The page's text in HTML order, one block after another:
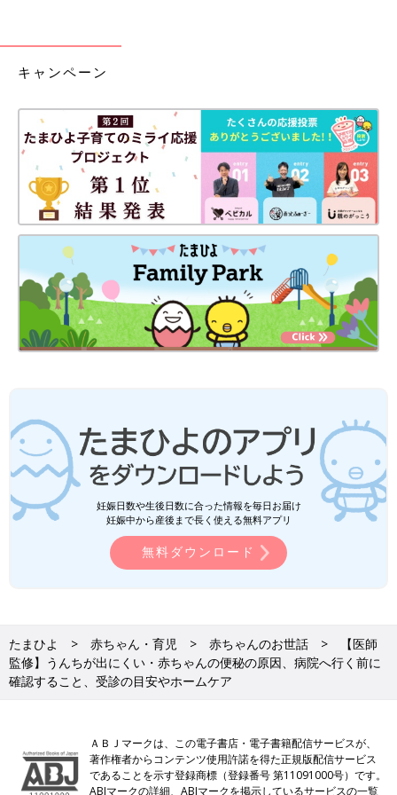
キャンペーン
妊娠日数や生後日数に合った情報を毎日お届け
妊娠中から産後まで長く使える無料アプリ
無料ダウンロード
たまひよ 赤ちゃん・育児 赤ちゃんのお世話
【医師
監修】うんちが出にくい・赤ちゃんの便秘の原因、病院へ行く前に
確認すること、受診の目安やホームケア
ＡＢＪマークは、この電子書店・電子書籍配信サービスが、
著作権者からコンテンツ使用許諾を得た正規版配信サービス
であることを示す登録商標（登録番号 第11091000号）です。
ABJマークの詳細、ABJマークを掲示しているサービスの一覧